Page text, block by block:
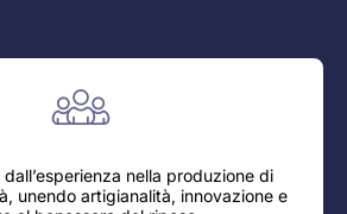
nella produzione di
unendo artigianalità, innovazione e